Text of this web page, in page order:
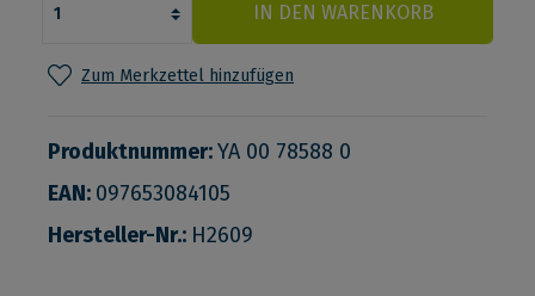
IN DEN WARENKORB
Zum Merkzettel hinzufügen
Produktnummer:YA 00 78588 0
EAN: 097653084105
Hersteller-Nr.: H2609